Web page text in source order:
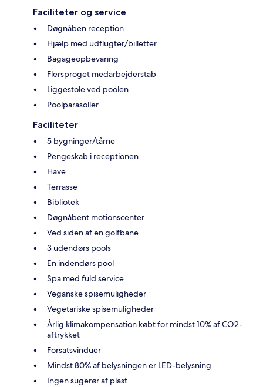
Faciliteter og service
Døgnåben reception
Hjælp med udflugter/billetter
Bagageopbevaring
Flersproget medarbejderstab
Liggestole ved poolen
Poolparasoller
Faciliteter
5 bygninger/tårne
Pengeskab i receptionen
Have
Terrasse
Bibliotek
Døgnåbent motionscenter
Ved siden af en golfbane
3 udendørs pools
En indendørs pool
Spa med fuld service
Veganske spisemuligheder
Vegetariske spisemuligheder
Årlig klimakompensation købt for mindst 10% af CO2-
aftrykket
Forsatsvinduer
Mindst 80% af belysningen er LED-belysning
Ingen sugerør af plast